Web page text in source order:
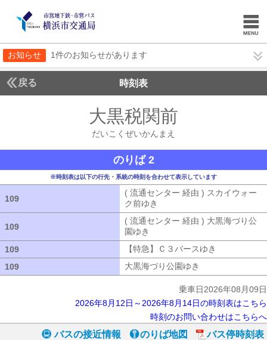
お知らせ 1件のお知らせがあります
戻る 時刻表
大黒税関前
だいこくぜいかんまえ
のりば 2
※時刻表は以下の行先・系統の時刻を合わせて表示しています
109
( 流通センター 経由 ) スカイウォー
ク前ゆき
109
( 流通センター 経由 ) 大黒海づり公
園ゆき
109
【特急】Ｃ３バースゆき
109
大黒海づり公園ゆき
乗車日2026年08月09日
2026年8月12日～2026年8月14日の時刻表はこちら
時刻のお問い合わせはこちらへ
バスの接近情報 のりば地図
バス停時刻表